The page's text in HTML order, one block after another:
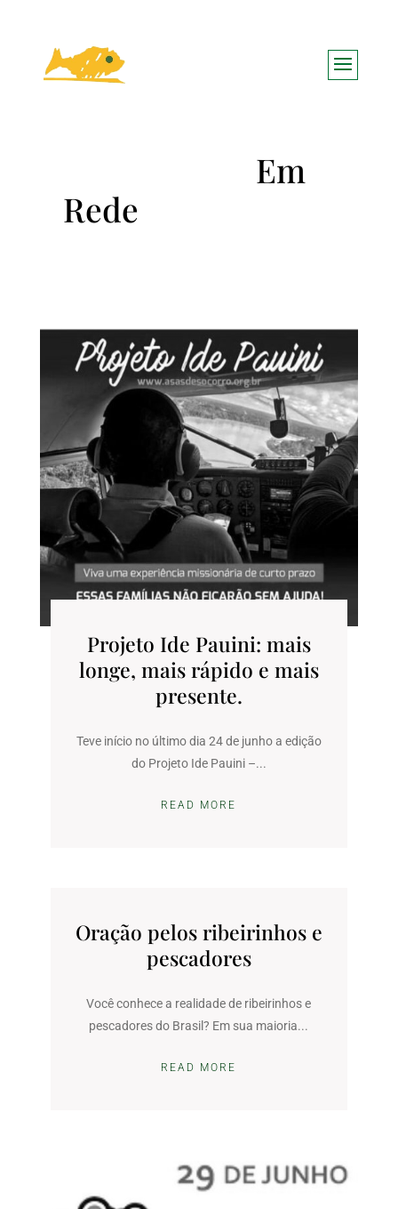
Projeto Ide Pauini: mais
longe, mais rápido e mais
presente.
Teve início no último dia 24 de junho a edição
do Projeto Ide Pauini –...
READ MORE
Oração pelos ribeirinhos e
pescadores
Você conhece a realidade de ribeirinhos e
pescadores do Brasil? Em sua maioria...
READ MORE